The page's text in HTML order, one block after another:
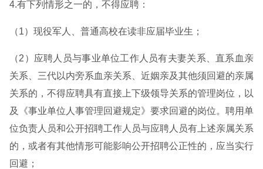
4.有下列情形之一的，不得应聘：
（1）现役军人、普通高校在读非应届毕业生；
（2）应聘人员与事业单位工作人员有夫妻关系、直系血亲
关系、三代以内旁系血亲关系、近姻亲及其他须回避的亲属
关系的，不得应聘具有直接上下级领导关系的管理岗位，以
及《事业单位人事管理回避规定》要求回避的岗位。聘用单
位负责人员和公开招聘工作人员与应聘人员有上述亲属关系
的，或者有其他情形可能影响公开招聘公正性的，应当实行
回避；